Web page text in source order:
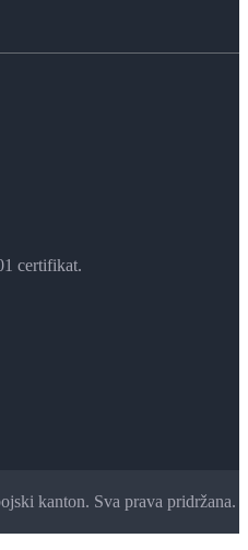
certifikat.
kanton. Sva prava pridržana.